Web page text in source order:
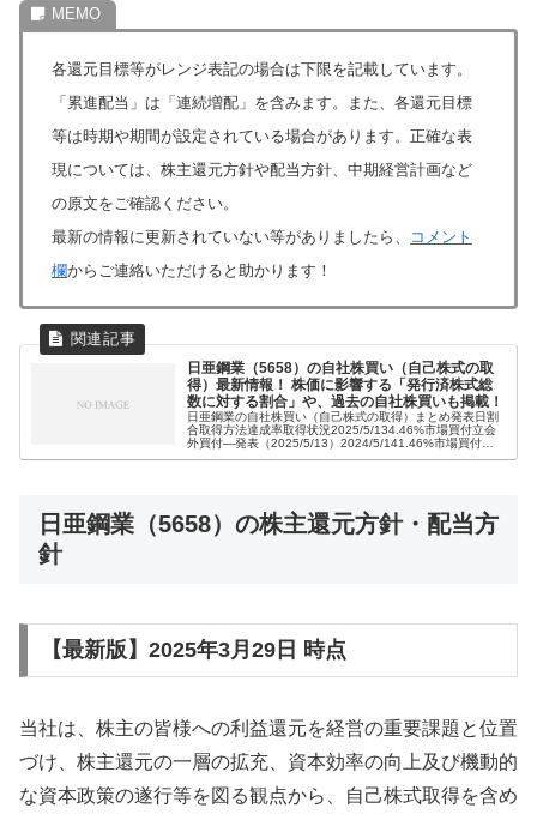
各還元目標等がレンジ表記の場合は下限を記載しています。
「累進配当」は「連続増配」を含みます。また、各還元目標
等は時期や期間が設定されている場合があります。正確な表
現については、株主還元方針や配当方針、中期経営計画など
の原文をご確認ください。
最新の情報に更新されていない等がありましたら、
コメント
欄からご連絡いただけると助かります！
日亜鋼業（5658）の自社株買い（自己株式の取
得）最新情報！ 株価に影響する「発行済株式総
数に対する割合」や、過去の自社株買いも掲載！
日亜鋼業の自社株買い（自己株式の取得）まとめ発表日割
合取得方法達成率取得状況2025/5/134.46%市場買付立会
外買付―発表（2025/5/13）2024/5/141.46%市場買付
日亜鋼業（5658）の株主還元方針・配当方
針
【最新版】2025年3月29日 時点
当社は、株主の皆様への利益還元を経営の重要課題と位置
づけ、株主還元の一層の拡充、資本効率の向上及び機動的
な資本政策の遂行等を図る観点から、自己株式取得を含め